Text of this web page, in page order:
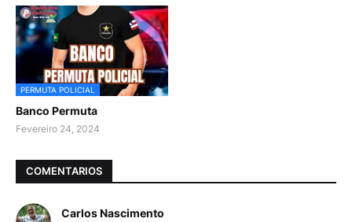
PERMUTA POLICIAL
Banco Permuta
Fevereiro 24, 2024
COMENTARIOS
Carlos Nascimento